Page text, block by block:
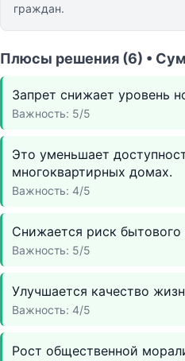
граждан.
Плюсы решения (6) •
Запрет снижает уровень
Важность: 5/5
Это уменьшает
многоквартирных домах.
Важность: 4/5
Снижается риск
Важность: 5/5
Улучшается качество
Важность: 4/5
Рост общественной